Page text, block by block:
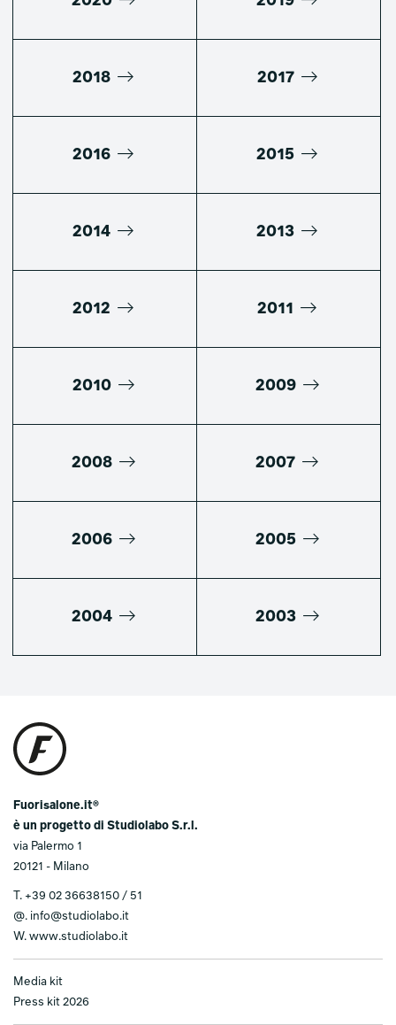
2018 2017
2016 2015
2014 2013
2012 2011
2010 2009
2008 2007
2006 2005
2004 2003
Fuorisalone.it®
è un progetto di Studiolabo S.r.l.
via Palermo 1
20121 - Milano
T. +39 02 36638150 / 51
@. info@studiolabo.it
W. www.studiolabo.it
Media kit
Press kit 2026